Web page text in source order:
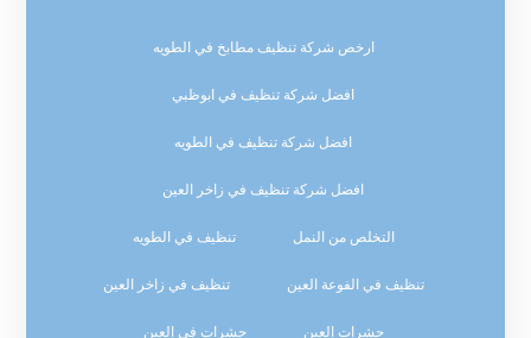
ارخص شركة تنظيف مطابخ في الطويه
افضل شركة تنظيف في ابوظبي
افضل شركة تنظيف في الطويه
افضل شركة تنظيف في زاخر العين
التخلص من النمل تنظيف في الطويه
تنظيف في الفوعة العين تنظيف في زاخر العين
حشرات العين حشرات في العين